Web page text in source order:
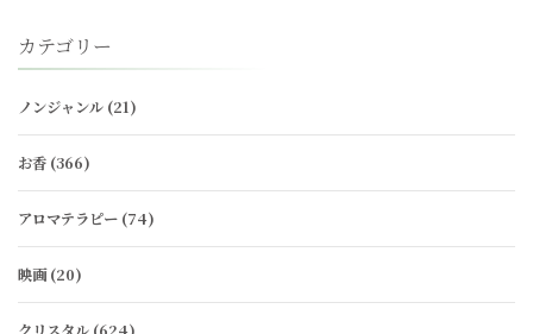
カテゴリー
ノンジャンル (21)
お香 (366)
アロマテラピー (74)
映画(20)